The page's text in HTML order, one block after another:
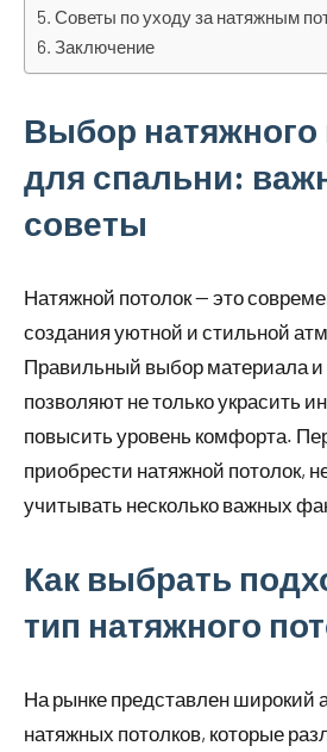
Советы по уходу за натяжным
Заключение
Выбор натяжного
для спальни:
советы
Натяжной потолок — это
создания уютной и стильной
Правильный выбор материала и
позволяют не только украсить
повысить уровень комфорта.
приобрести натяжной потолок,
учитывать несколько важных
Как выбрать
тип натяжного
На рынке представлен широкий
натяжных потолков, которые